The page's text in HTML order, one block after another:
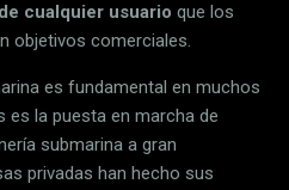
cualquier usuario que los
objetivos comerciales.
es fundamental en muchos
es la puesta en marcha de
submarina a gran
privadas han hecho sus